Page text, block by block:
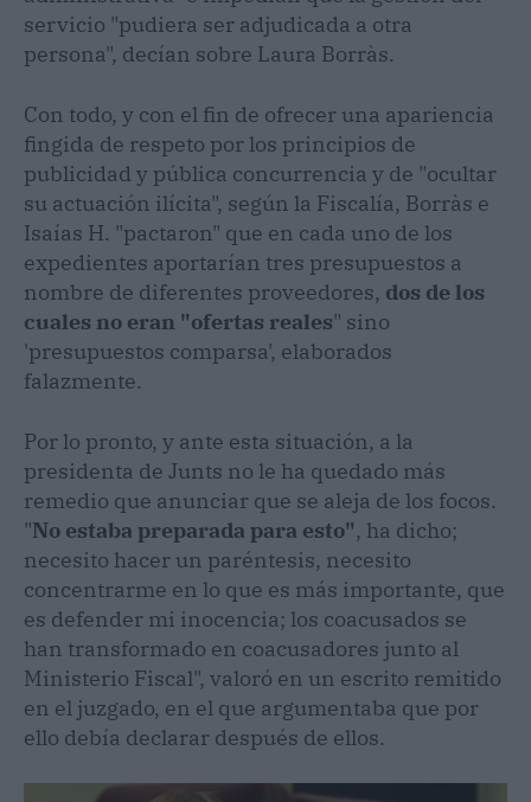
servicio "pudiera ser adjudicada a otra
persona", decían sobre Laura Borràs.
Con todo, y con el fin de ofrecer una apariencia
fingida de respeto por los principios de
publicidad y pública concurrencia y de "ocultar
su actuación ilícita", según la Fiscalía, Borràs e
Isaías H. "pactaron" que en cada uno de los
expedientes aportarían tres presupuestos a
nombre de diferentes proveedores, dos de los
cuales no eran "ofertas reales" sino
'presupuestos comparsa', elaborados
falazmente.
Por lo pronto, y ante esta situación, a la
presidenta de Junts no le ha quedado más
remedio que anunciar que se aleja de los focos.
"No estaba preparada para esto", ha dicho;
necesito hacer un paréntesis, necesito
concentrarme en lo que es más importante, que
es defender mi inocencia; los coacusados se
han transformado en coacusadores junto al
Ministerio Fiscal", valoró en un escrito remitido
en el juzgado, en el que argumentaba que por
ello debía declarar después de ellos.